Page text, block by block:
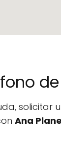
solicitar
Ana